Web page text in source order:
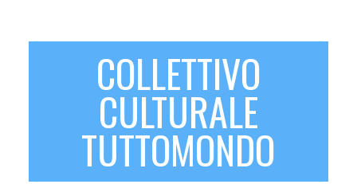
COLLETTIVO
CULTURALE
TUTTOMONDO